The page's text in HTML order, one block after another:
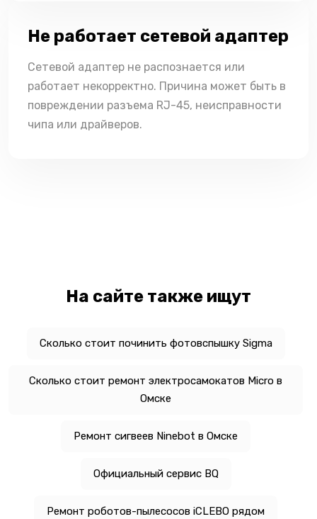
Не работает сетевой адаптер
Сетевой адаптер не распознается или
работает некорректно. Причина может быть в
повреждении разъема RJ-45, неисправности
чипа или драйверов.
На сайте также ищут
Сколько стоит починить фотовспышку Sigma
Сколько стоит ремонт электросамокатов Micro в
Омске
Ремонт сигвеев Ninebot в Омске
Официальный сервис BQ
Ремонт роботов-пылесосов iCLEBO рядом